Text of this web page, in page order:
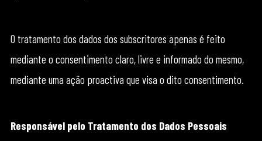
O tratamento dos dados dos subscritores apenas é feito
mediante o consentimento claro, livre e informado do mesmo,
mediante uma ação proactiva que visa o dito consentimento.
Responsável pelo Tratamento dos Dados Pessoais